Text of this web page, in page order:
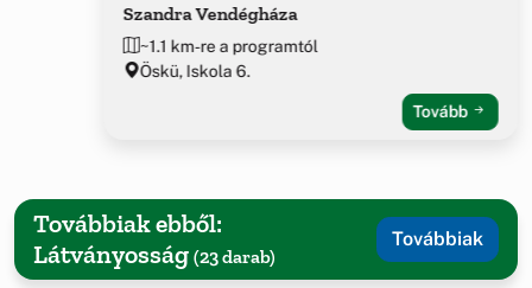
Szandra Vendégháza
~1.1 km-re a programtól
Öskü, Iskola 6.
Tovább
Továbbiak ebből:
Látványosság (23 darab)
Továbbiak